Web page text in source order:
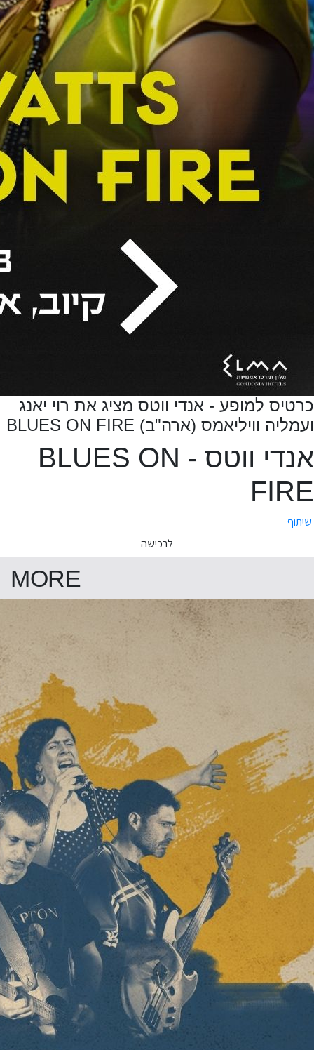
כרטיס למופע - אנדי ווטס מציג את רוי יאנג
ועמליה וויליאמס (ארה"ב) BLUES ON FIRE
אנדי ווטס - BLUES ON
FIRE
שיתוף
לרכישה
MORE